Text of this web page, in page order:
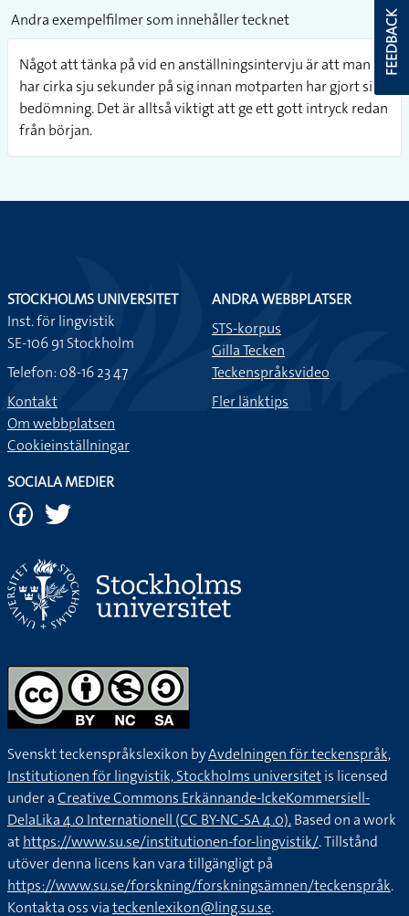
Andra exempelfilmer som innehåller tecknet
Något att tänka på vid en anställningsintervju är att man
har cirka sju sekunder på sig innan motparten har gjort sin
bedömning. Det är alltså viktigt att ge ett gott intryck redan
från början.
FEEDBACK
STOCKHOLMS UNIVERSITET
Inst. för lingvistik
SE-106 91 Stockholm
Telefon: 08-16 23 47
Kontakt
Om webbplatsen
Cookieinställningar
ANDRA WEBBPLATSER
STS-korpus
Gilla Tecken
Teckenspråksvideo
Fler länktips
SOCIALA MEDIER
Svenskt teckenspråkslexikon byAvdelningen för teckenspråk,
Institutionen för lingvistik, Stockholms universitetis licensed
under aCreative Commons Erkännande-IckeKommersiell-
DelaLika 4.0 Internationell (CC BY-NC-SA 4.0).Based on a work
athttps://www.su.se/institutionen-for-lingvistik/. Tillstånd
utöver denna licens kan vara tillgängligt på
https://www.su.se/forskning/forskningsämnen/teckenspråk.
Kontakta oss viateckenlexikon@ling.su.se.